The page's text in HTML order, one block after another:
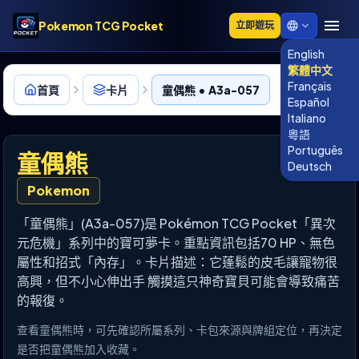
Pokemon TCG Pocket 立即遊玩
English
繁體中文
Français
Español
Italiano
粵語
Português
Deutsch
首頁 卡片 童偶熊 • A3a-057
童偶熊
Pokemon
「童偶熊」(A3a-057)是 Pokémon TCG Pocket「異次
元危機」系列中的寶可夢卡。重點資訊包括70 HP、無色
屬性和招式「內存」。卡片描述：它蓬鬆的皮毛讓寵物很
高興，但不小心伸出手 觸摸這只神奇寶貝可能會導致痛苦
的報復。
查看童偶熊時，可先確認所屬系列、卡包來源與牌組定位，再決定
是否把童偶熊加入收藏。